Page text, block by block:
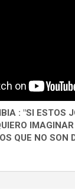
: "SI ESTOS
QUE NO SON